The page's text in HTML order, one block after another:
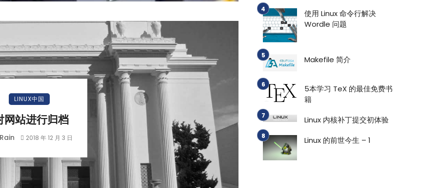
LINUX中国
网站进行归档
Rain 2018 年 12 月 3 日
使用 Linux 命令行解决
Wordle 问题
Makefile 简介
5本学习 TeX 的最佳免费书
籍
Linux 内核补丁提交初体验
Linux 的前世今生 – 1